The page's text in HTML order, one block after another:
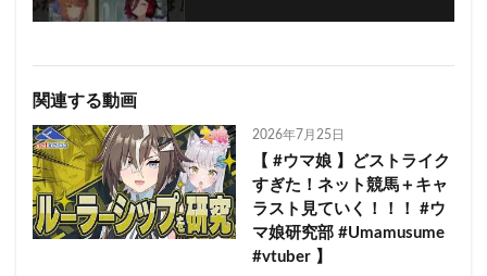
関連する動画
2026年7月25日
【 #ウマ娘 】どストライク
すぎた！ネット競馬＋キャ
ラスト見ていく！！！ #ウ
マ娘研究部 #Umamusume
#vtuber 】